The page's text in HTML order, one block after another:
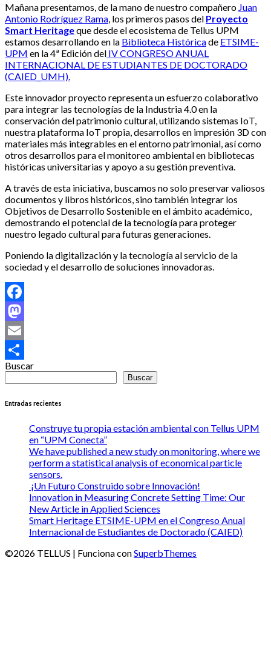
Mañana presentamos, de la mano de nuestro compañero Juan
Antonio Rodríguez Rama, los primeros pasos del Proyecto
Smart Heritageque desde el ecosistema de Tellus UPM
estamos desarrollando en la Biblioteca Históricade ETSIME-
UPM en la 4ª Edición del IV CONGRESO ANUAL
INTERNACIONAL DE ESTUDIANTES DE DOCTORADO
(CAIED_UMH).
Este innovador proyecto representa un esfuerzo colaborativo
para integrar las tecnologías de la Industria 4.0 en la
conservación del patrimonio cultural, utilizando sistemas IoT,
nuestra plataforma IoT propia, desarrollos en impresión 3D con
materiales más integrables en el entorno patrimonial, así como
otros desarrollos para el monitoreo ambiental en bibliotecas
históricas universitarias y apoyo a su gestión preventiva.
A través de esta iniciativa, buscamos no solo preservar valiosos
documentos y libros históricos, sino también integrar los
Objetivos de Desarrollo Sostenible en el ámbito académico,
demostrando el potencial de la tecnología para proteger
nuestro legado cultural para futuras generaciones.
Poniendo la digitalización y la tecnología al servicio de la
sociedad y el desarrollo de soluciones innovadoras.
Facebook
Mastodon
Email
Compartir
Buscar
Buscar
Entradas recientes
Construye tu propia estación ambiental con Tellus UPM
en “UPM Conecta”
We have published a new study on monitoring, where we
perform a statistical analysis of economical particle
sensors.
¡Un Futuro Construido sobre Innovación!
Innovation in Measuring Concrete Setting Time: Our
New Article in Applied Sciences
Smart Heritage ETSIME-UPM en el Congreso Anual
Internacional de Estudiantes de Doctorado (CAIED)
©2026 TELLUS | Funciona conSuperbThemes